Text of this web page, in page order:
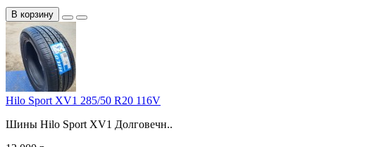
В корзину
Hilo Sport XV1 285/50 R20 116V
Шины Hilo Sport XV1 Долговечн..